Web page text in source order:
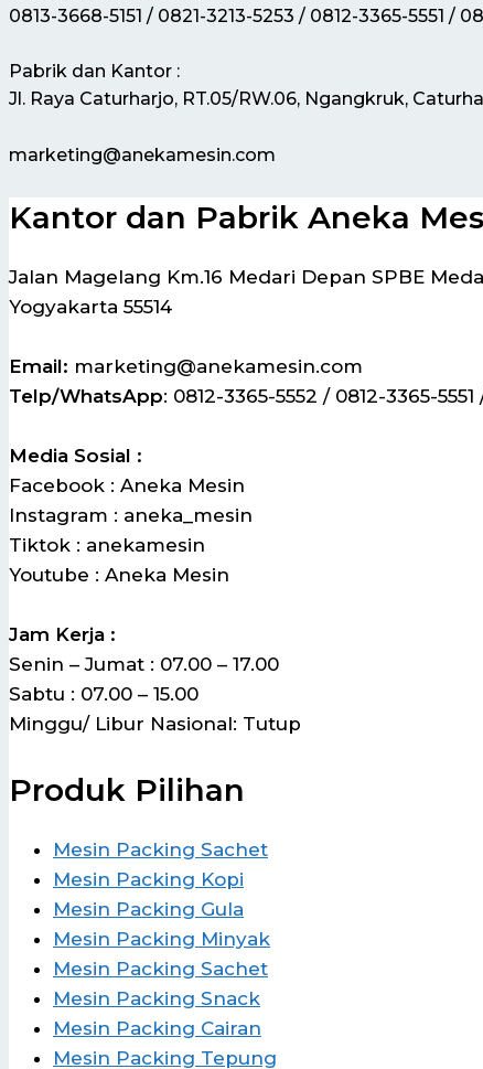
0813-3668-5151 / 0821-3213-5253 / 0812-3365-5551 /
Pabrik dan Kantor :
Jl. Raya Caturharjo, RT.05/RW.06, Ngangkruk,
marketing@anekamesin.com
Kantor dan Pabrik Aneka
Jalan Magelang Km.16 Medari Depan SPBE
Yogyakarta 55514
Email: marketing@anekamesin.com
Telp/WhatsApp: 0812-3365-5552 / 0812-3365-
Media Sosial :
Facebook : Aneka Mesin
Instagram : aneka_mesin
Tiktok : anekamesin
Youtube : Aneka Mesin
Jam Kerja :
Senin – Jumat : 07.00 – 17.00
Sabtu : 07.00 – 15.00
Minggu/ Libur Nasional: Tutup
Produk Pilihan
Mesin Packing Sachet
Mesin Packing Kopi
Mesin Packing Gula
Mesin Packing Minyak
Mesin Packing Sachet
Mesin Packing Snack
Mesin Packing Cairan
Mesin Packing Tepung